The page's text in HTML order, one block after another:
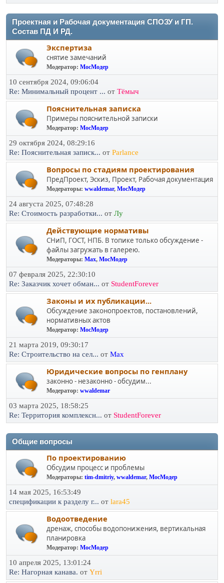
Проектная и Рабочая документация СПОЗУ и ГП.
Состав ПД И РД.
Экспертиза
снятие замечаний
Модератор: МосМодер
10 сентября 2024, 09:06:04
Re: Минимальный процент ... от Тёмыч
Пояснительная записка
Примеры пояснительной записки
Модератор: МосМодер
29 октября 2024, 08:29:16
Re: Пояснительная записк... от Parlance
Вопросы по стадиям проектирования
ПредПроект, Эскиз, Проект, Рабочая документация
Модераторы: wwaldemar, МосМодер
24 августа 2025, 07:48:28
Re: Стоимость разработки... от Лу
Действующие нормативы
СНиП, ГОСТ, НПБ. В топике только обсуждение -
файлы загружать в галерею.
Модераторы: Max, МосМодер
07 февраля 2025, 22:30:10
Re: Заказчик хочет обман... от StudentForever
Законы и их публикации...
Обсуждение законопроектов, постановлений,
нормативных актов
Модератор: МосМодер
21 марта 2019, 09:30:17
Re: Строительство на сел... от Max
Юридичеcкие вопросы по генплану
законно - незаконно - обсудим...
Модератор: wwaldemar
03 марта 2025, 18:58:25
Re: Территория комплексн... от StudentForever
Общие вопросы
По проектированию
Обсудим процесс и проблемы
Модераторы: tim-dmitriy, wwaldemar, МосМодер
14 мая 2025, 16:53:49
спецификации к разделу г... от lara45
Водоотведение
дренаж, способы водопонижения, вертикальная
планировка
Модератор: МосМодер
10 апреля 2025, 13:01:24
Re: Нагорная канава. от Yrri